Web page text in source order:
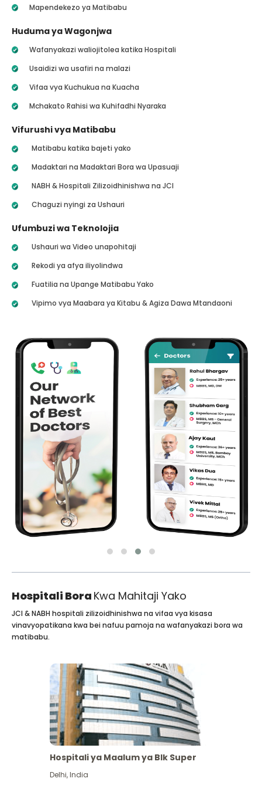
Mapendekezo ya Matibabu
Huduma ya Wagonjwa
Wafanyakazi waliojitolea katika Hospitali
Usaidizi wa usafiri na malazi
Vifaa vya Kuchukua na Kuacha
Mchakato Rahisi wa Kuhifadhi Nyaraka
Vifurushi vya Matibabu
Matibabu katika bajeti yako
Madaktari na Madaktari Bora wa Upasuaji
NABH & Hospitali Zilizoidhinishwa na JCI
Chaguzi nyingi za Ushauri
Ufumbuzi wa Teknolojia
Ushauri wa Video unapohitaji
Rekodi ya afya iliyolindwa
Fuatilia na Upange Matibabu Yako
Vipimo vya Maabara ya Kitabu & Agiza Dawa Mtandaoni
Hospitali Bora Kwa Mahitaji Yako
JCI & NABH hospitali zilizoidhinishwa na vifaa vya kisasa
vinavyopatikana kwa bei nafuu pamoja na wafanyakazi bora wa
matibabu.
Hospitali ya Maalum ya Blk Super
Delhi,India